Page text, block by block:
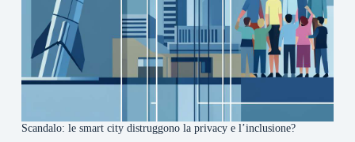
Scandalo: le smart city distruggono la privacy e l’inclusione?